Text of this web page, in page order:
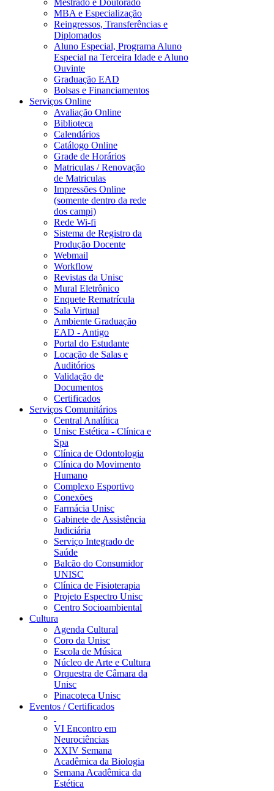
Mestrado e Doutorado
MBA e Especialização
Reingressos, Transferências e
Diplomados
Aluno Especial, Programa Aluno
Especial na Terceira Idade e Aluno
Ouvinte
Graduação EAD
Bolsas e Financiamentos
Serviços Online
Avaliação Online
Biblioteca
Calendários
Catálogo Online
Grade de Horários
Matriculas / Renovação
de Matriculas
Impressões Online
(somente dentro da rede
dos campi)
Rede Wi-fi
Sistema de Registro da
Produção Docente
Webmail
Workflow
Revistas da Unisc
Mural Eletrônico
Enquete Rematrícula
Sala Virtual
Ambiente Graduação
EAD - Antigo
Portal do Estudante
Locação de Salas e
Auditórios
Validação de
Documentos
Certificados
Serviços Comunitários
Central Analítica
Unisc Estética - Clínica e
Spa
Clínica de Odontologia
Clínica do Movimento
Humano
Complexo Esportivo
Conexões
Farmácia Unisc
Gabinete de Assistência
Judiciária
Serviço Integrado de
Saúde
Balcão do Consumidor
UNISC
Clínica de Fisioterapia
Projeto Espectro Unisc
Centro Socioambiental
Cultura
Agenda Cultural
Coro da Unisc
Escola de Música
Núcleo de Arte e Cultura
Orquestra de Câmara da
Unisc
Pinacoteca Unisc
Eventos / Certificados
VI Encontro em
Neurociências
XXIV Semana
Acadêmica da Biologia
Semana Acadêmica da
Estética